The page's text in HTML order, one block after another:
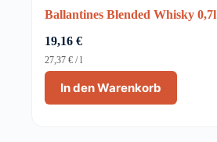
Ballantines Blended Whisky 0,7l
19,16 €
In den Warenkorb
27,37 € /l